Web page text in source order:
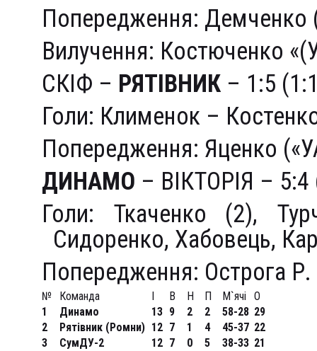
Попередження: Демченко
Вилучення: Костюченко
СКІФ – РЯТІВНИК – 1:5
Голи: Клименок –
Попередження: Яценко
ДИНАМО – ВІКТОРІЯ – 5:4
Голи: Ткаченко (2),
Сидоренко, Хабовець,
Попередження: Острога
№ Команда І В Н П М`ячі О
1
Динамо 13 9 2 2 58-28 29
2
Рятівник (Ромни) 12 7 1 4 45-37 22
3
СумДУ-2 12 7 0 5 38-33 21